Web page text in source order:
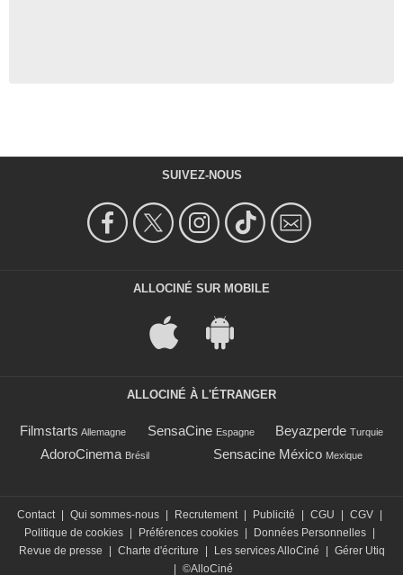
SUIVEZ-NOUS
ALLOCINÉ SUR MOBILE
ALLOCINÉ À L'ÉTRANGER
Filmstarts Allemagne SensaCine Espagne Beyazperde Turquie
AdoroCinema Brésil Sensacine México Mexique
Contact Qui sommes-nous Recrutement Publicité CGU CGV
Politique de cookies
Préférences cookies Données Personnelles
Revue de presse
Charte d'écriture Les services AlloCiné
Gérer Utiq
©AlloCiné